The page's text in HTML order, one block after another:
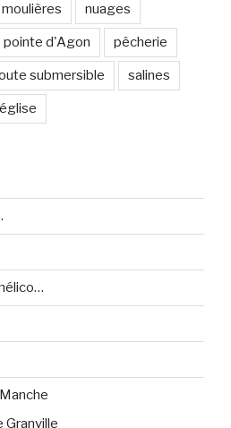
moulières nuages
pointe d'Agon pêcherie
submersible salines
église
Granville